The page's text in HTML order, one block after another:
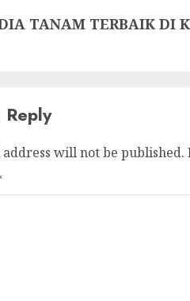
TANAM TERBAIK DI
will not be published.